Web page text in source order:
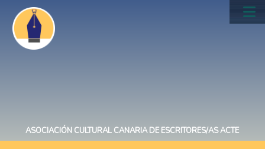
Pasar
contenido
principal
ASOCIACIÓN CULTURAL CANARIA DE ESCRITORES/AS ACTE